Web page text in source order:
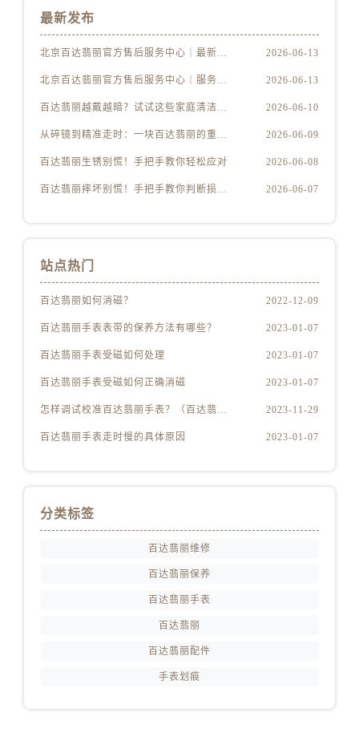
最新发布
北京百达翡丽官方售后服务中心｜最新电话及地址权威信息公示（2026年6月最新） 2026-06-13
北京百达翡丽官方售后服务中心｜服务热线及办公地址权威信息公示（2026年6月最新） 2026-06-13
百达翡丽越戴越暗？试试这些家庭清洁妙招 2026-06-10
从碎镜到精准走时：一块百达翡丽的重生之路 2026-06-09
百达翡丽生锈别慌！手把手教你轻松应对 2026-06-08
百达翡丽摔坏别慌！手把手教你判断损伤程度 2026-06-07
站点热门
百达翡丽如何消磁？ 2022-12-09
百达翡丽手表表带的保养方法有哪些？ 2023-01-07
百达翡丽手表受磁如何处理 2023-01-07
百达翡丽手表受磁如何正确消磁 2023-01-07
怎样调试校准百达翡丽手表？（百达翡丽手表的调试校准方法） 2023-11-29
百达翡丽手表走时慢的具体原因 2023-01-07
分类标签
百达翡丽维修
百达翡丽保养
百达翡丽手表
百达翡丽
百达翡丽配件
手表划痕